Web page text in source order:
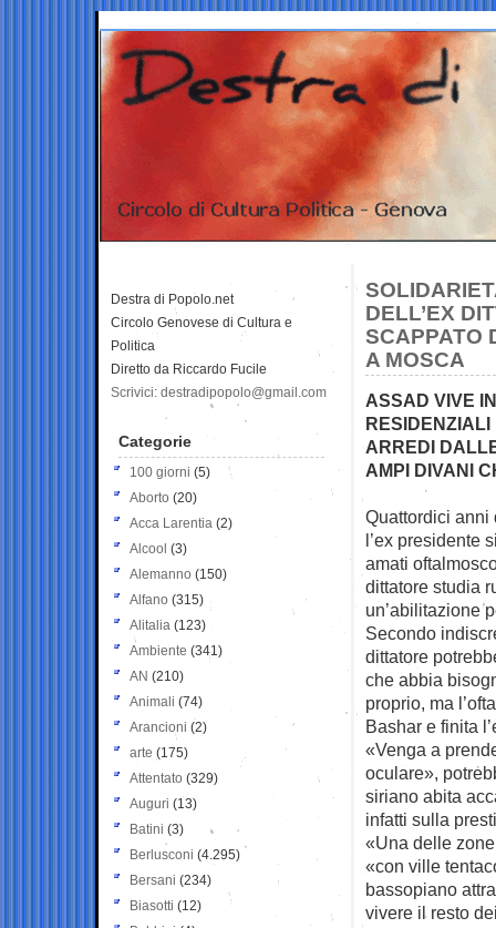
DELL’EX
SCAPPATO
A MOSCA
ASSAD VIVE
RESIDENZIALI
ARREDI
AMPI DIVANI
Quattordici anni
l’ex presidente
amati
dittatore studia
un’abilitazione
Secondo
dittatore
che abbia
proprio, ma
Bashar e finita
«Venga a
oculare»,
siriano abita
infatti sulla
«Una delle
«con ville
bassopiano
vivere il resto
Destra di Popolo.net
Circolo Genovese di Cultura e
Politica
Diretto da Riccardo Fucile
Scrivici: destradipopolo@gmail.com
Categorie
100 giorni (5)
Aborto (20)
Acca Larentia (2)
Alcool (3)
Alemanno (150)
Alfano (315)
Alitalia (123)
Ambiente (341)
AN (210)
Animali (74)
Arancioni (2)
arte (175)
Attentato (329)
Auguri (13)
Batini (3)
Berlusconi (4.295)
Bersani (234)
Biasotti (12)